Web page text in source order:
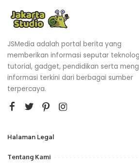
JSMedia adalah portal berita yang
memberikan informasi seputar
tutorial, gadget, pendidikan serta
informasi terkini dari berbagai sumber
terpercaya.
Halaman Legal
Tentang Kami